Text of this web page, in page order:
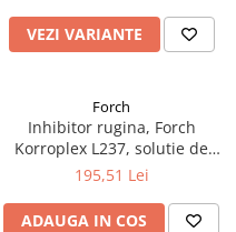
VEZI VARIANTE
Forch
Inhibitor rugina, Forch
Korroplex L237, solutie de
neutralizare a ruginii,
litru
195,51 Lei
ADAUGA IN COS